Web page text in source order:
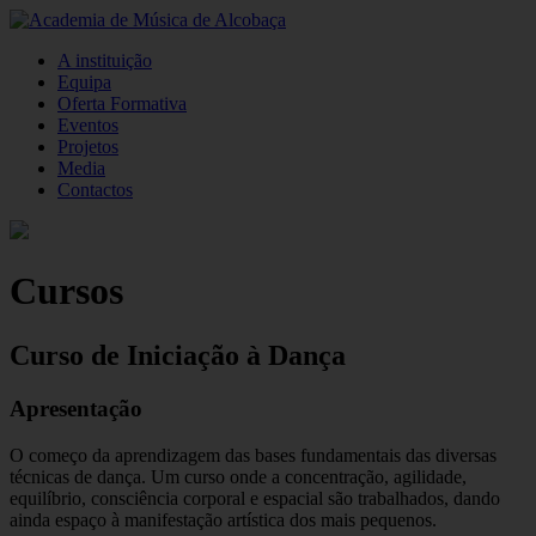
A instituição
Equipa
Oferta Formativa
Eventos
Projetos
Media
Contactos
Cursos
Curso de Iniciação à Dança
Apresentação
O começo da aprendizagem das bases fundamentais das diversas
técnicas de dança. Um curso onde a concentração, agilidade,
equilíbrio, consciência corporal e espacial são trabalhados, dando
ainda espaço à manifestação artística dos mais pequenos.